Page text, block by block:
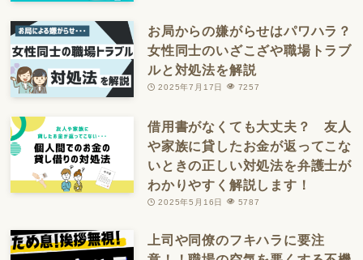
お局からの嫌がらせはパワハラ？
女性同士のいざこざや職場トラブ
ルと対処法を解説
2025年7月17日 7257
借用書がなくても大丈夫？ 友人
や家族に貸したお金が返ってこな
いときの正しい対処法を弁護士が
わかりやすく解説します！
2025年5月16日 5787
上司や同僚のフキハラに要注